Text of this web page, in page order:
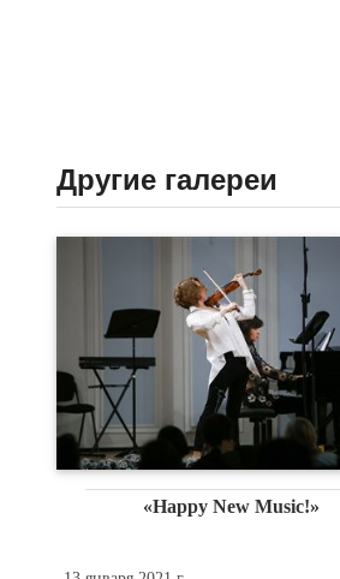
Другие галереи
«Happy New Music!»